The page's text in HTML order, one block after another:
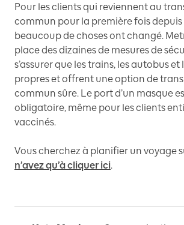
Pour les clients qui reviennent au
commun pour la première fois
beaucoup de choses ont changé.
place des dizaines de mesures de
s’assurer que les trains, les autobus et
propres et offrent une option de
commun sûre. Le port d’un masque
obligatoire, même pour les clients
vaccinés.
Vous cherchez à planifier un voyage
n’avez qu’à cliquer ici.